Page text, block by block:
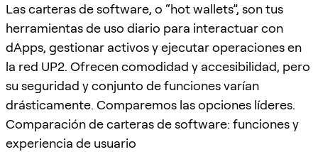
Las carteras de software, o “hot wallets”, son tus
herramientas de uso diario para interactuar con
dApps, gestionar activos y ejecutar operaciones en
la red UP2. Ofrecen comodidad y accesibilidad, pero
su seguridad y conjunto de funciones varían
drásticamente. Comparemos las opciones líderes.
Comparación de carteras de software: funciones y
experiencia de usuario